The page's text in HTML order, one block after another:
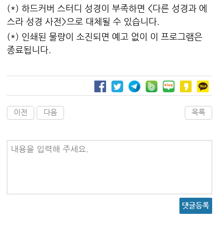
(*) 하드커버 스터디 성경이 부족하면 <다른 성경과 에
스라 성경 사전>으로 대체될 수 있습니다.
(*) 인쇄된 물량이 소진되면 예고 없이 이 프로그램은
종료됩니다.
이전 다음 목록
내용을 입력해 주세요.
댓글등록